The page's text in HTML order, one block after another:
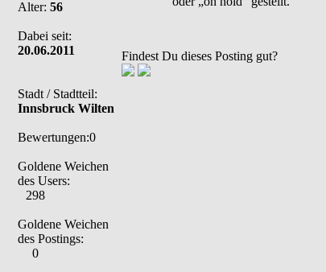
Alter: 56
Dabei seit:
20.06.2011
Stadt / Stadtteil:
Innsbruck Wilten
Bewertungen:0
Goldene Weichen
des Users:
298
Goldene Weichen
des Postings:
0
Findest Du dieses Posting gut?